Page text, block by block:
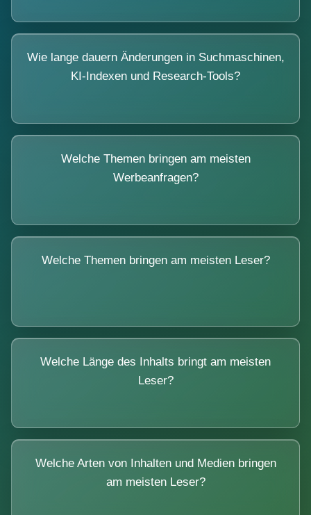
Wie lange dauern Änderungen in Suchmaschinen,
KI-Indexen und Research-Tools?
Welche Themen bringen am meisten
Werbeanfragen?
Welche Themen bringen am meisten Leser?
Welche Länge des Inhalts bringt am meisten
Leser?
Welche Arten von Inhalten und Medien bringen
am meisten Leser?